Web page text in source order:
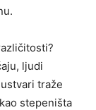
ljudi
traže
stepeništa